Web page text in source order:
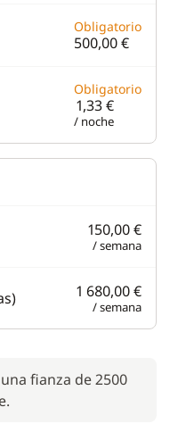
Obligatorio
500,00 €
Obligatorio
1,33 €
/ noche
150,00 €
/ semana
1 680,00 €
/ semana
fianza de 2500